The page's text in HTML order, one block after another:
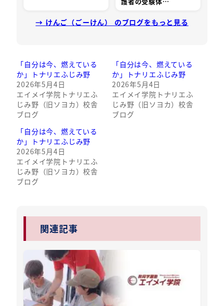
→ けんご（ごーけん） のブログをもっと見る
「自分は今、燃えている
か」トナリエふじみ野
2026年5月4日
エイメイ学院トナリエふ
じみ野（旧ソヨカ）校舎
ブログ
「自分は今、燃えている
か」トナリエふじみ野
2026年5月4日
エイメイ学院トナリエふ
じみ野（旧ソヨカ）校舎
ブログ
「自分は今、燃えている
か」トナリエふじみ野
2026年5月4日
エイメイ学院トナリエふ
じみ野（旧ソヨカ）校舎
ブログ
関連記事